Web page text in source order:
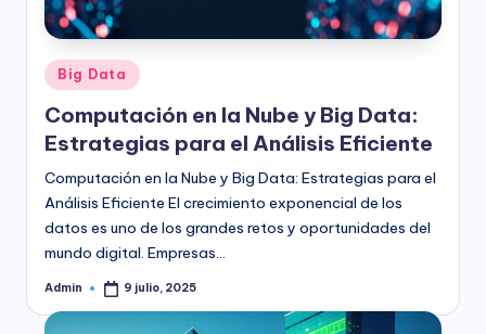
Publicado
en
Big Data
Computación en la Nube y Big Data:
Estrategias para el Análisis Eficiente
Computación en la Nube y Big Data: Estrategias para el
Análisis Eficiente El crecimiento exponencial de los
datos es uno de los grandes retos y oportunidades del
mundo digital. Empresas…
Publicado
Admin 9 julio, 2025